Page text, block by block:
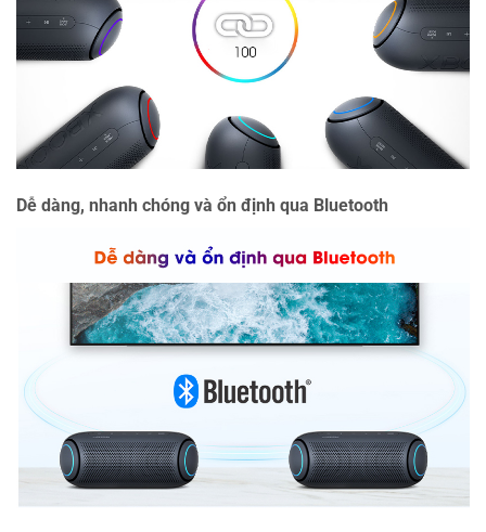
Dễ dàng, nhanh chóng và ổn định qua Bluetooth